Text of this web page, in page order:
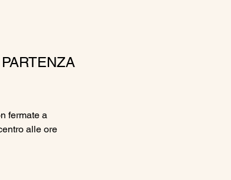
fermate a
alle ore